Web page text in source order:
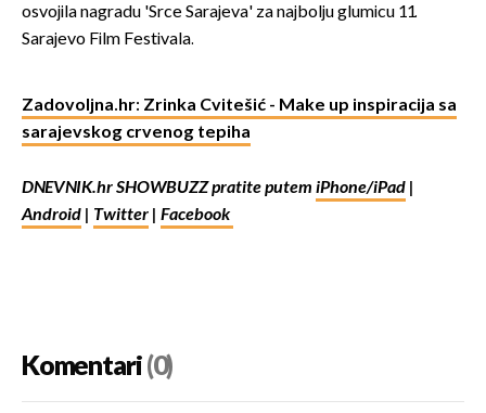
osvojila nagradu 'Srce Sarajeva' za najbolju glumicu 11.
Sarajevo Film Festivala.
Zadovoljna.hr: Zrinka Cvitešić - Make up inspiracija sa
sarajevskog crvenog tepiha
DNEVNIK.hr SHOWBUZZ pratite putem iPhone/iPad |
Android | Twitter | Facebook
Komentari(0)